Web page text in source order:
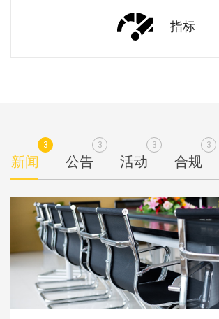
指标
新闻
3
公告
3
活动
3
合规
3